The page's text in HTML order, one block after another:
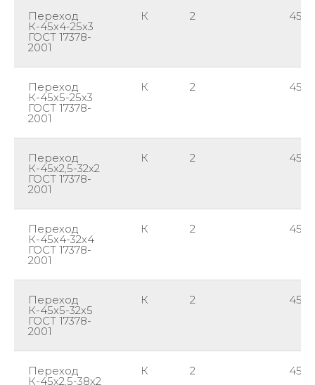
Переход
К-45х4-25х3
ГОСТ 17378-
2001
К 2 45
Переход
К-45х5-25х3
ГОСТ 17378-
2001
К 2 45
Переход
К-45х2,5-32х2
ГОСТ 17378-
2001
К 2 45
Переход
К-45х4-32х4
ГОСТ 17378-
2001
К 2 45
Переход
К-45х5-32х5
ГОСТ 17378-
2001
К 2 45
Переход
К-45х2,5-38х2
К 2 45